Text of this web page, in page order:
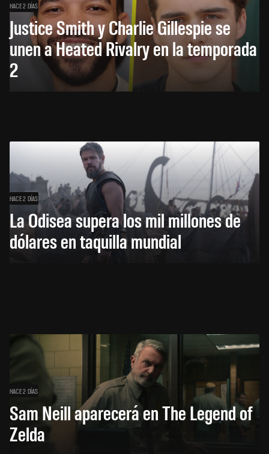
HACE 2 DÍAS
Justice Smith y Charlie Gillespie se
unen a Heated Rivalry en la temporada
2
HACE 2 DÍAS
La Odisea supera los mil millones de
dólares en taquilla mundial
HACE 2 DÍAS
Sam Neill aparecerá en The Legend of
Zelda